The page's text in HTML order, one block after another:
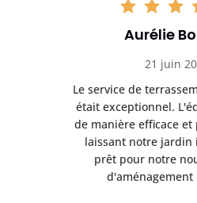
Aurélie
21 juin
Le service de
était exceptionnel.
de manière efficace et
laissant notre jardin
prêt pour notre
d'aménagement